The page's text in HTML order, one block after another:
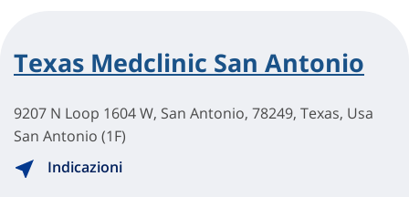
Texas Medclinic San Antonio
9207 N Loop 1604 W, San Antonio, 78249, Texas, Usa
San Antonio (1F)
Indicazioni